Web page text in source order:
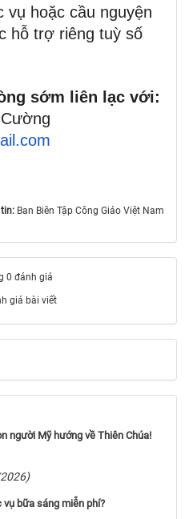
vụ hoặc cầu nguyện
hỗ trợ riêng tuỳ số
sớm liên lạc với:
Ban Biên Tập Công Giáo Việt Nam
0 đánh giá
giá bài viết
người Mỹ hướng về Thiên Chúa!
bữa sáng miễn phí?